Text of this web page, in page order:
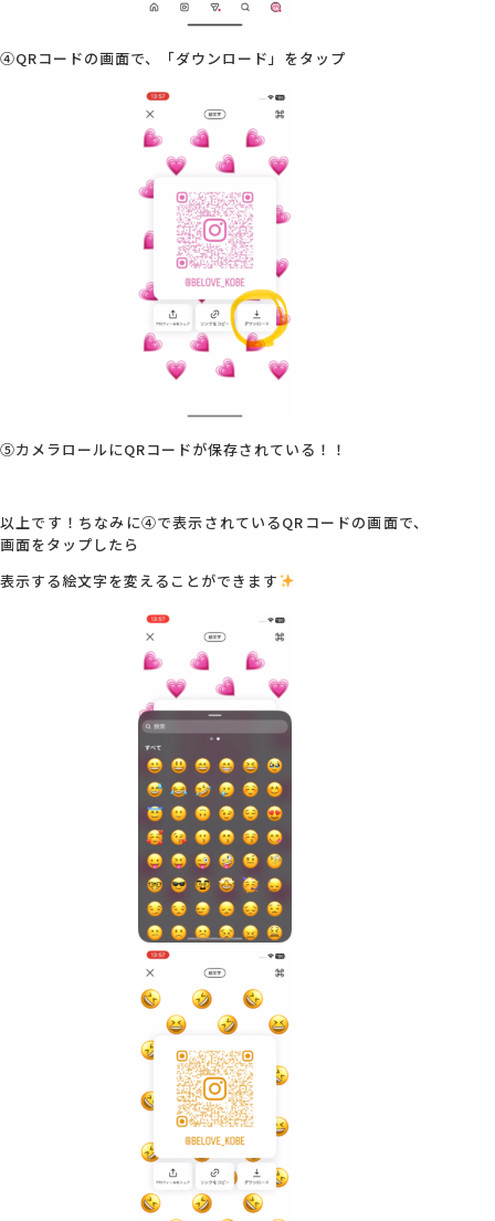
④QRコードの画面で、「ダウンロード」をタップ
⑤カメラロールにQRコードが保存されている！！
以上です！ちなみに④で表示されているQRコードの画面で、
画面をタップしたら
表示する絵文字を変えることができます